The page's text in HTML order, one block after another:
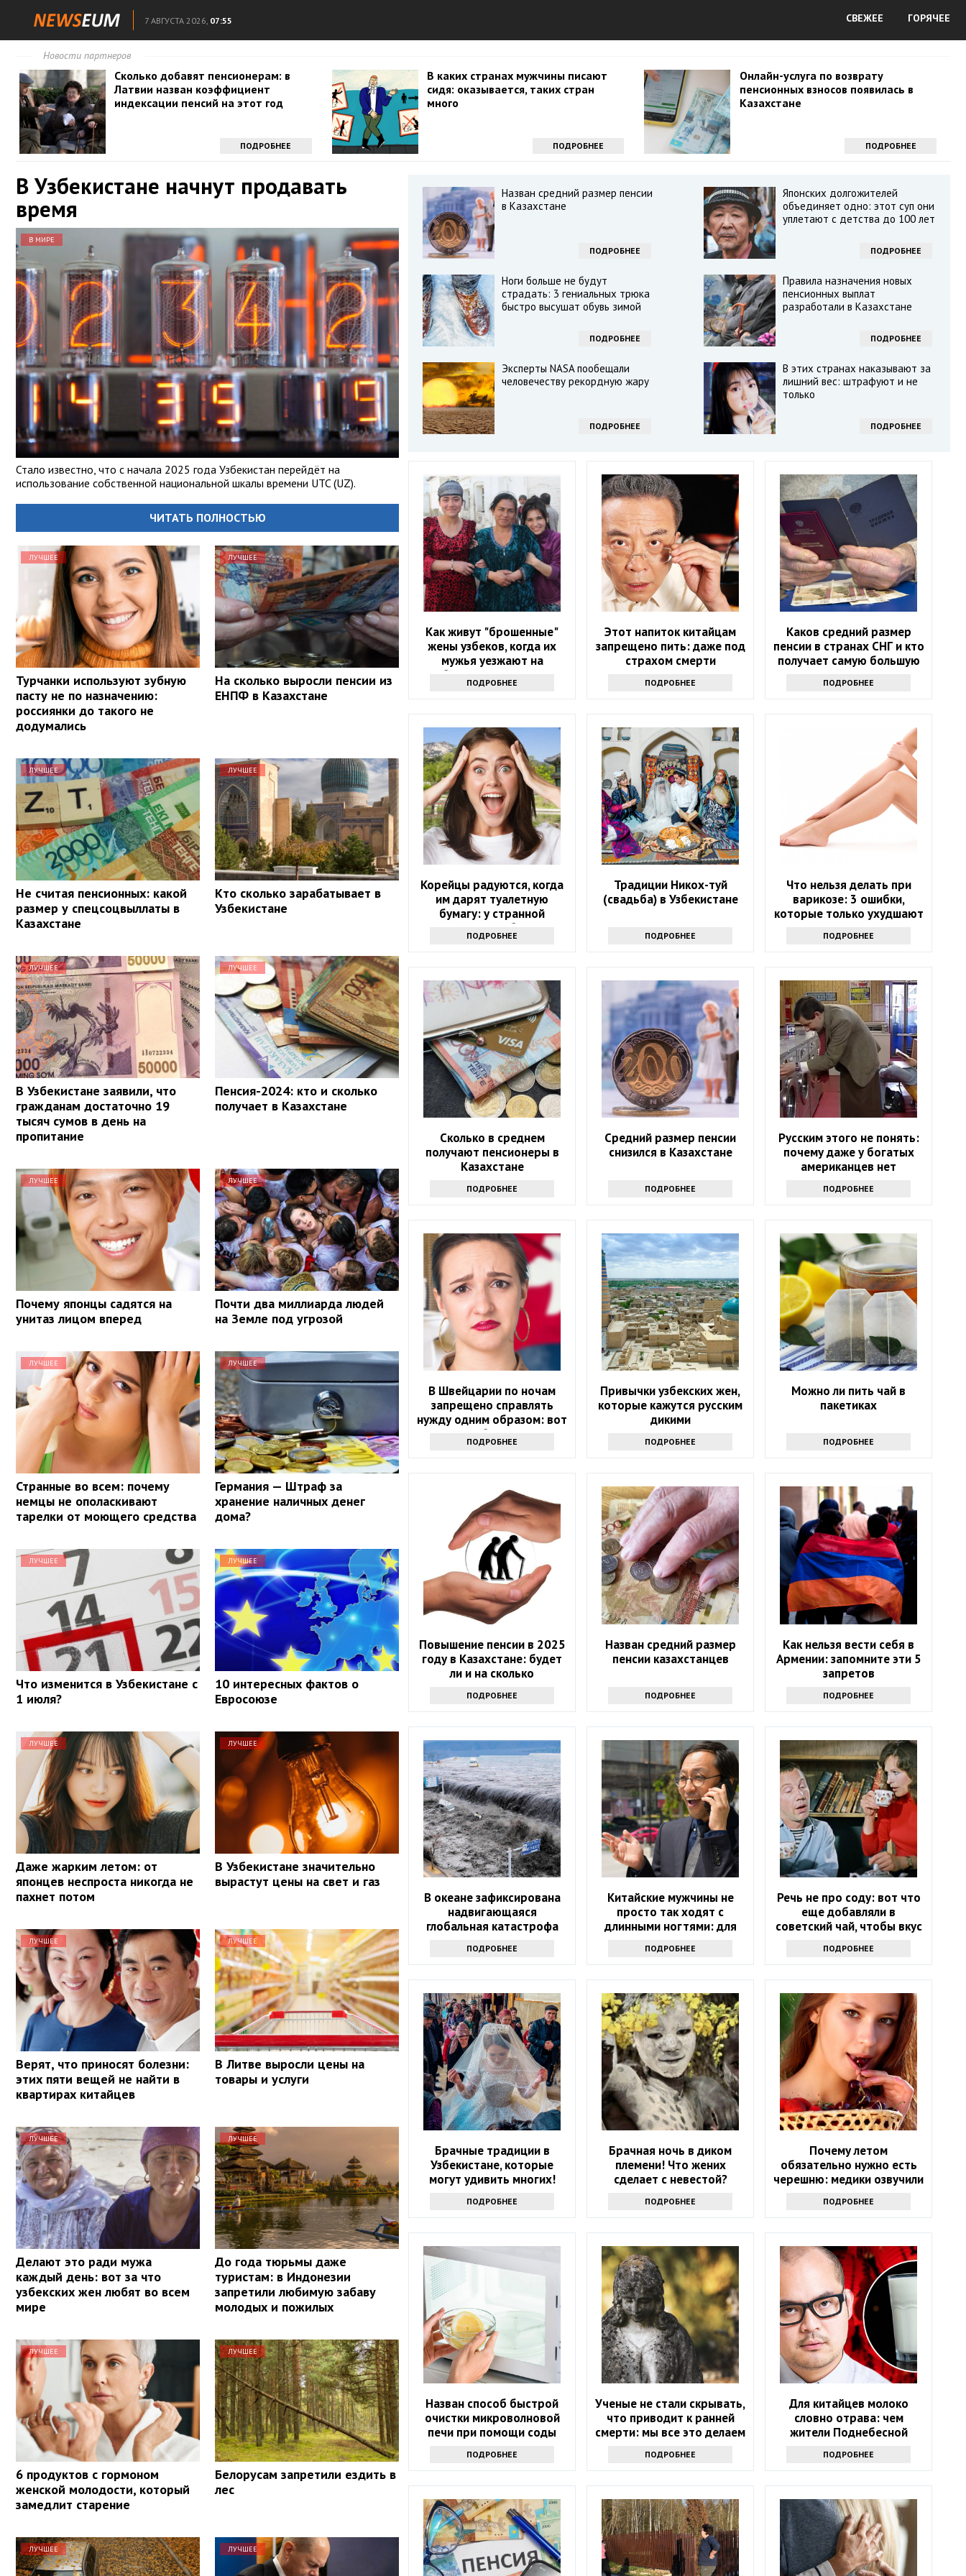
7 АВГУСТА 2026, 07:55 СВЕЖЕЕ ГОРЯЧЕЕ
Новости партнеров
Сколько добавят пенсионерам: в
Латвии назван коэффициент
индексации пенсий на этот год
ПОДРОБНЕЕ
В каких странах мужчины писают
сидя: оказывается, таких стран
много
ПОДРОБНЕЕ
Онлайн-услуга по возврату
пенсионных взносов появилась в
Казахстане
ПОДРОБНЕЕ
В Узбекистане начнут продавать
время
В МИРЕ
Стало известно, что с начала 2025 года Узбекистан перейдёт на
использование собственной национальной шкалы времени UTC (UZ).
ЧИТАТЬ ПОЛНОСТЬЮ
ЛУЧШЕЕ
Турчанки используют зубную
пасту не по назначению:
россиянки до такого не
додумались
ЛУЧШЕЕ
На сколько выросли пенсии из
ЕНПФ в Казахстане
ЛУЧШЕЕ
Не считая пенсионных: какой
размер у спецсоцвыллаты в
Казахстане
ЛУЧШЕЕ
Кто сколько зарабатывает в
Узбекистане
ЛУЧШЕЕ
В Узбекистане заявили, что
гражданам достаточно 19
тысяч сумов в день на
пропитание
ЛУЧШЕЕ
Пенсия-2024: кто и сколько
получает в Казахстане
ЛУЧШЕЕ
Почему японцы садятся на
унитаз лицом вперед
ЛУЧШЕЕ
Почти два миллиарда людей
на Земле под угрозой
ЛУЧШЕЕ
Странные во всем: почему
немцы не ополаскивают
тарелки от моющего средства
ЛУЧШЕЕ
Германия — Штраф за
хранение наличных денег
дома?
ЛУЧШЕЕ
Что изменится в Узбекистане с
1 июля?
ЛУЧШЕЕ
10 интересных фактов о
Евросоюзе
ЛУЧШЕЕ
Даже жарким летом: от
японцев неспроста никогда не
пахнет потом
ЛУЧШЕЕ
В Узбекистане значительно
вырастут цены на свет и газ
ЛУЧШЕЕ
Верят, что приносят болезни:
этих пяти вещей не найти в
квартирах китайцев
ЛУЧШЕЕ
В Литве выросли цены на
товары и услуги
ЛУЧШЕЕ
Делают это ради мужа
каждый день: вот за что
узбекских жен любят во всем
мире
ЛУЧШЕЕ
До года тюрьмы даже
туристам: в Индонезии
запретили любимую забаву
молодых и пожилых
ЛУЧШЕЕ
6 продуктов с гормоном
женской молодости, который
замедлит старение
ЛУЧШЕЕ
Белорусам запретили ездить в
лес
ЛУЧШЕЕ ЛУЧШЕЕ
Назван средний размер пенсии
в Казахстане
ПОДРОБНЕЕ
Японских долгожителей
объединяет одно: этот суп они
уплетают с детства до 100 лет
ПОДРОБНЕЕ
Ноги больше не будут
страдать: 3 гениальных трюка
быстро высушат обувь зимой
ПОДРОБНЕЕ
Правила назначения новых
пенсионных выплат
разработали в Казахстане
ПОДРОБНЕЕ
Эксперты NASA пообещали
человечеству рекордную жару
ПОДРОБНЕЕ
В этих странах наказывают за
лишний вес: штрафуют и не
только
ПОДРОБНЕЕ
Как живут "брошенные"
жены узбеков, когда их
мужья уезжают на
заработки в другую страну
ПОДРОБНЕЕ
Этот напиток китайцам
запрещено пить: даже под
страхом смерти
ПОДРОБНЕЕ
Каков средний размер
пенсии в странах СНГ и кто
получает самую большую
ПОДРОБНЕЕ
Корейцы радуются, когда
им дарят туалетную
бумагу: у странной
традиции есть объяснение
ПОДРОБНЕЕ
Традиции Никох-туй
(свадьба) в Узбекистане
ПОДРОБНЕЕ
Что нельзя делать при
варикозе: 3 ошибки,
которые только ухудшают
ПОДРОБНЕЕ
Сколько в среднем
получают пенсионеры в
Казахстане
ПОДРОБНЕЕ
Средний размер пенсии
снизился в Казахстане
ПОДРОБНЕЕ
Русским этого не понять:
почему даже у богатых
американцев нет
ПОДРОБНЕЕ
В Швейцарии по ночам
запрещено справлять
нужду одним образом: вот
как люди обходят запрет
ПОДРОБНЕЕ
Привычки узбекских жен,
которые кажутся русским
дикими
ПОДРОБНЕЕ
Можно ли пить чай в
пакетиках
ПОДРОБНЕЕ
Повышение пенсии в 2025
году в Казахстане: будет
ли и на сколько
ПОДРОБНЕЕ
Назван средний размер
пенсии казахстанцев
ПОДРОБНЕЕ
Как нельзя вести себя в
Армении: запомните эти 5
запретов
ПОДРОБНЕЕ
В океане зафиксирована
надвигающаяся
глобальная катастрофа
ПОДРОБНЕЕ
Китайские мужчины не
просто так ходят с
длинными ногтями: для
ПОДРОБНЕЕ
Речь не про соду: вот что
еще добавляли в
советский чай, чтобы вкус
ПОДРОБНЕЕ
Брачные традиции в
Узбекистане, которые
могут удивить многих!
ПОДРОБНЕЕ
Брачная ночь в диком
племени! Что жених
сделает с невестой?
ПОДРОБНЕЕ
Почему летом
обязательно нужно есть
черешню: медики озвучили
5 полезных свойств ягоды
ПОДРОБНЕЕ
Назван способ быстрой
очистки микроволновой
печи при помощи соды
ПОДРОБНЕЕ
Ученые не стали скрывать,
что приводит к ранней
смерти: мы все это делаем
ПОДРОБНЕЕ
Для китайцев молоко
словно отрава: чем
жители Поднебесной
людей
ПОДРОБНЕЕ